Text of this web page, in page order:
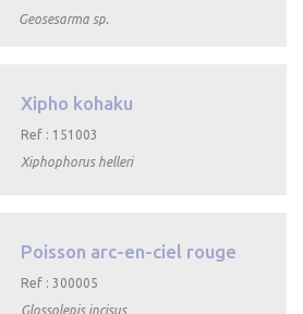
Geosesarma sp.
Xipho kohaku
Ref : 151003
Xiphophorus helleri
Poisson arc-en-ciel rouge
Ref : 300005
Glossolepis incisus